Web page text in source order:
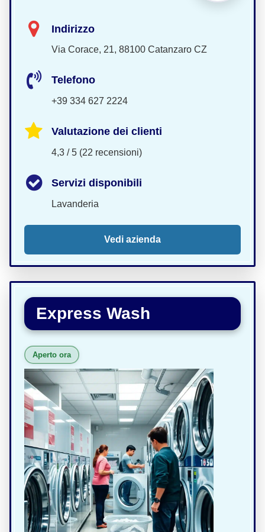
Indirizzo
Via Corace, 21, 88100 Catanzaro CZ
Telefono
+39 334 627 2224
Valutazione dei clienti
4,3 / 5 (22 recensioni)
Servizi disponibili
Lavanderia
Vedi azienda
Express Wash
Aperto ora